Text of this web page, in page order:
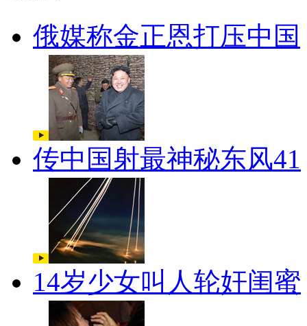
俄媒称金正恩打压中国
传中国射最神秘东风41
14岁少女叫人轮奸闺蜜